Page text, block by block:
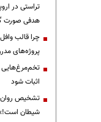
تراستی در
هدفی صورت
چرا قالب
پروژه‌های
تخم‌مرغ‌هایی
اثبات شود
تشخیص
شیطان